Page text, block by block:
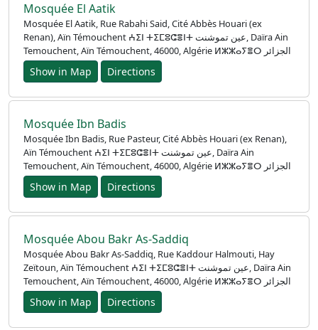
Accueil
Prayer
Times
English
العربيّة
Mosquée El Aatik
Mosquée El Aatik, Rue Rabahi Said, Cité Abbès Houari (ex
Renan), Aïn Témouchent ⵄⵉⵏ ⵜⵉⵎⵓⵛⴻⵏⵜ عين تموشنت, Daïra Ain
Temouchent, Aïn Témouchent, 46000, Algérie ⵍⵣⵣⴰⵢⴻⵔ الجزائر
Show in Map Directions
Mosquée Ibn Badis
Mosquée Ibn Badis, Rue Pasteur, Cité Abbès Houari (ex Renan),
Aïn Témouchent ⵄⵉⵏ ⵜⵉⵎⵓⵛⴻⵏⵜ عين تموشنت, Daïra Ain
Temouchent, Aïn Témouchent, 46000, Algérie ⵍⵣⵣⴰⵢⴻⵔ الجزائر
Show in Map Directions
Mosquée Abou Bakr As-Saddiq
Mosquée Abou Bakr As-Saddiq, Rue Kaddour Halmouti, Hay
Zeïtoun, Aïn Témouchent ⵄⵉⵏ ⵜⵉⵎⵓⵛⴻⵏⵜ عين تموشنت, Daïra Ain
Temouchent, Aïn Témouchent, 46000, Algérie ⵍⵣⵣⴰⵢⴻⵔ الجزائر
Show in Map Directions